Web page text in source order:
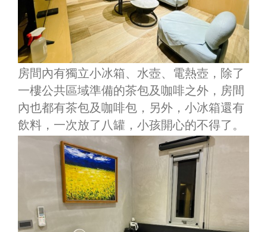
房間內有獨立小冰箱、水壺、電熱壺，除了
一樓公共區域準備的茶包及咖啡之外，房間
內也都有茶包及咖啡包，另外，小冰箱還有
飲料，一次放了八罐，小孩開心的不得了。